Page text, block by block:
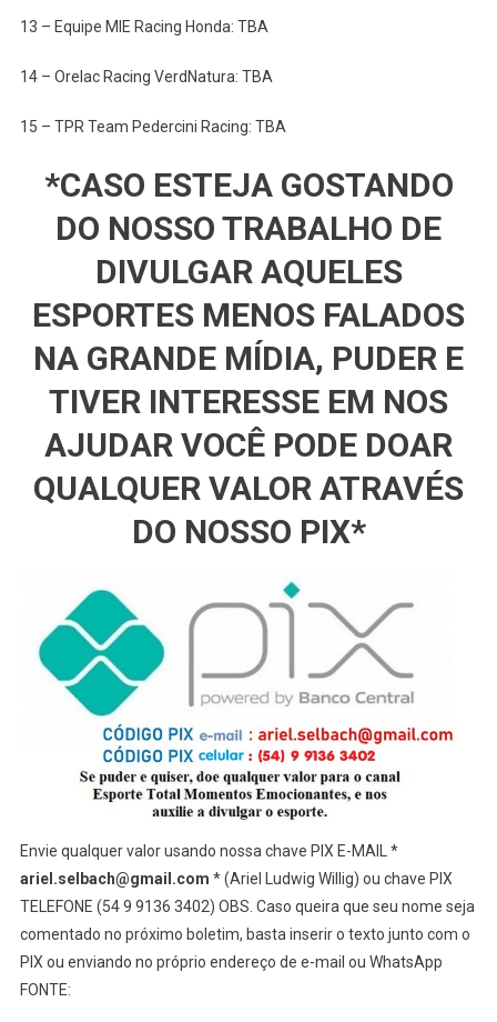
13 – Equipe MIE Racing Honda: TBA
14 – Orelac Racing VerdNatura: TBA
15 – TPR Team Pedercini Racing: TBA
*CASO ESTEJA GOSTANDO
DO NOSSO TRABALHO DE
DIVULGAR AQUELES
ESPORTES MENOS FALADOS
NA GRANDE MÍDIA, PUDER E
TIVER INTERESSE EM NOS
AJUDAR VOCÊ PODE DOAR
QUALQUER VALOR ATRAVÉS
DO NOSSO PIX*
Envie qualquer valor usando nossa chave PIX E-MAIL *
ariel.selbach@gmail.com * (Ariel Ludwig Willig) ou chave PIX
TELEFONE (54 9 9136 3402) OBS. Caso queira que seu nome seja
comentado no próximo boletim, basta inserir o texto junto com o
PIX ou enviando no próprio endereço de e-mail ou WhatsApp
FONTE: